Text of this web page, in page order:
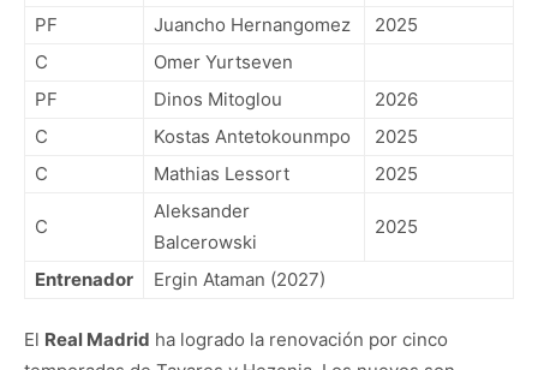
PF
Juancho Hernangomez
2025
C
Omer Yurtseven
PF
Dinos Mitoglou
2026
C
Kostas Antetokounmpo
2025
C
Mathias Lessort 2025
C
Aleksander
Balcerowski
2025
Entrenador Ergin Ataman (2027)
El Real Madrid ha logrado la renovación por cinco